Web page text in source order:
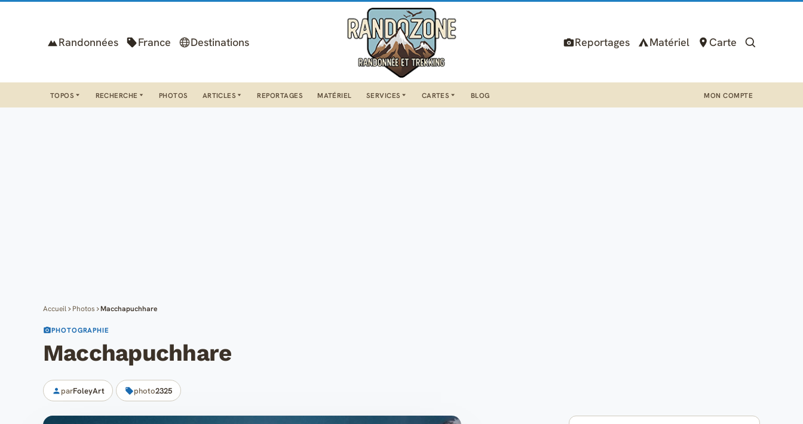
Randonnées France Destinations Reportages Matériel Carte
TOPOS RECHERCHE PHOTOS ARTICLES REPORTAGES MATÉRIEL SERVICES CARTES BLOG MON COMPTE
Accueil Photos Macchapuchhare
PHOTOGRAPHIE
Macchapuchhare
parFoleyArt photo2325